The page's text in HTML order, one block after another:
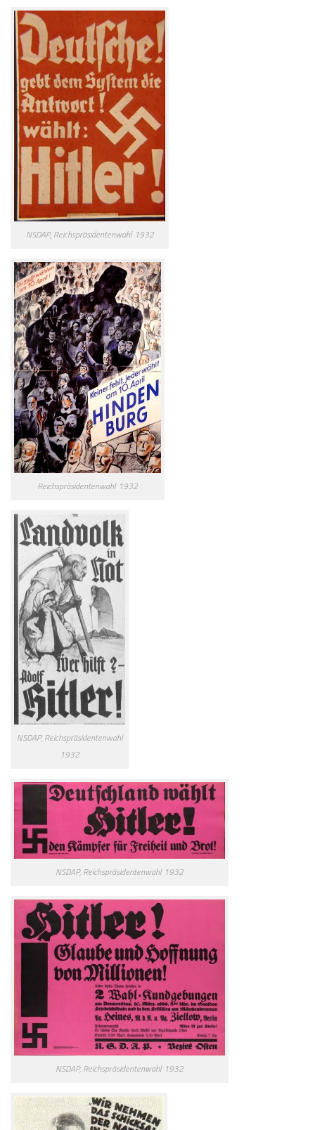
NSDAP, Reichspräsidentenwahl 1932
Reichspräsidentenwahl 1932
NSDAP, Reichspräsidentenwahl
1932
NSDAP, Reichspräsidentenwahl 1932
NSDAP, Reichspräsidentenwahl 1932